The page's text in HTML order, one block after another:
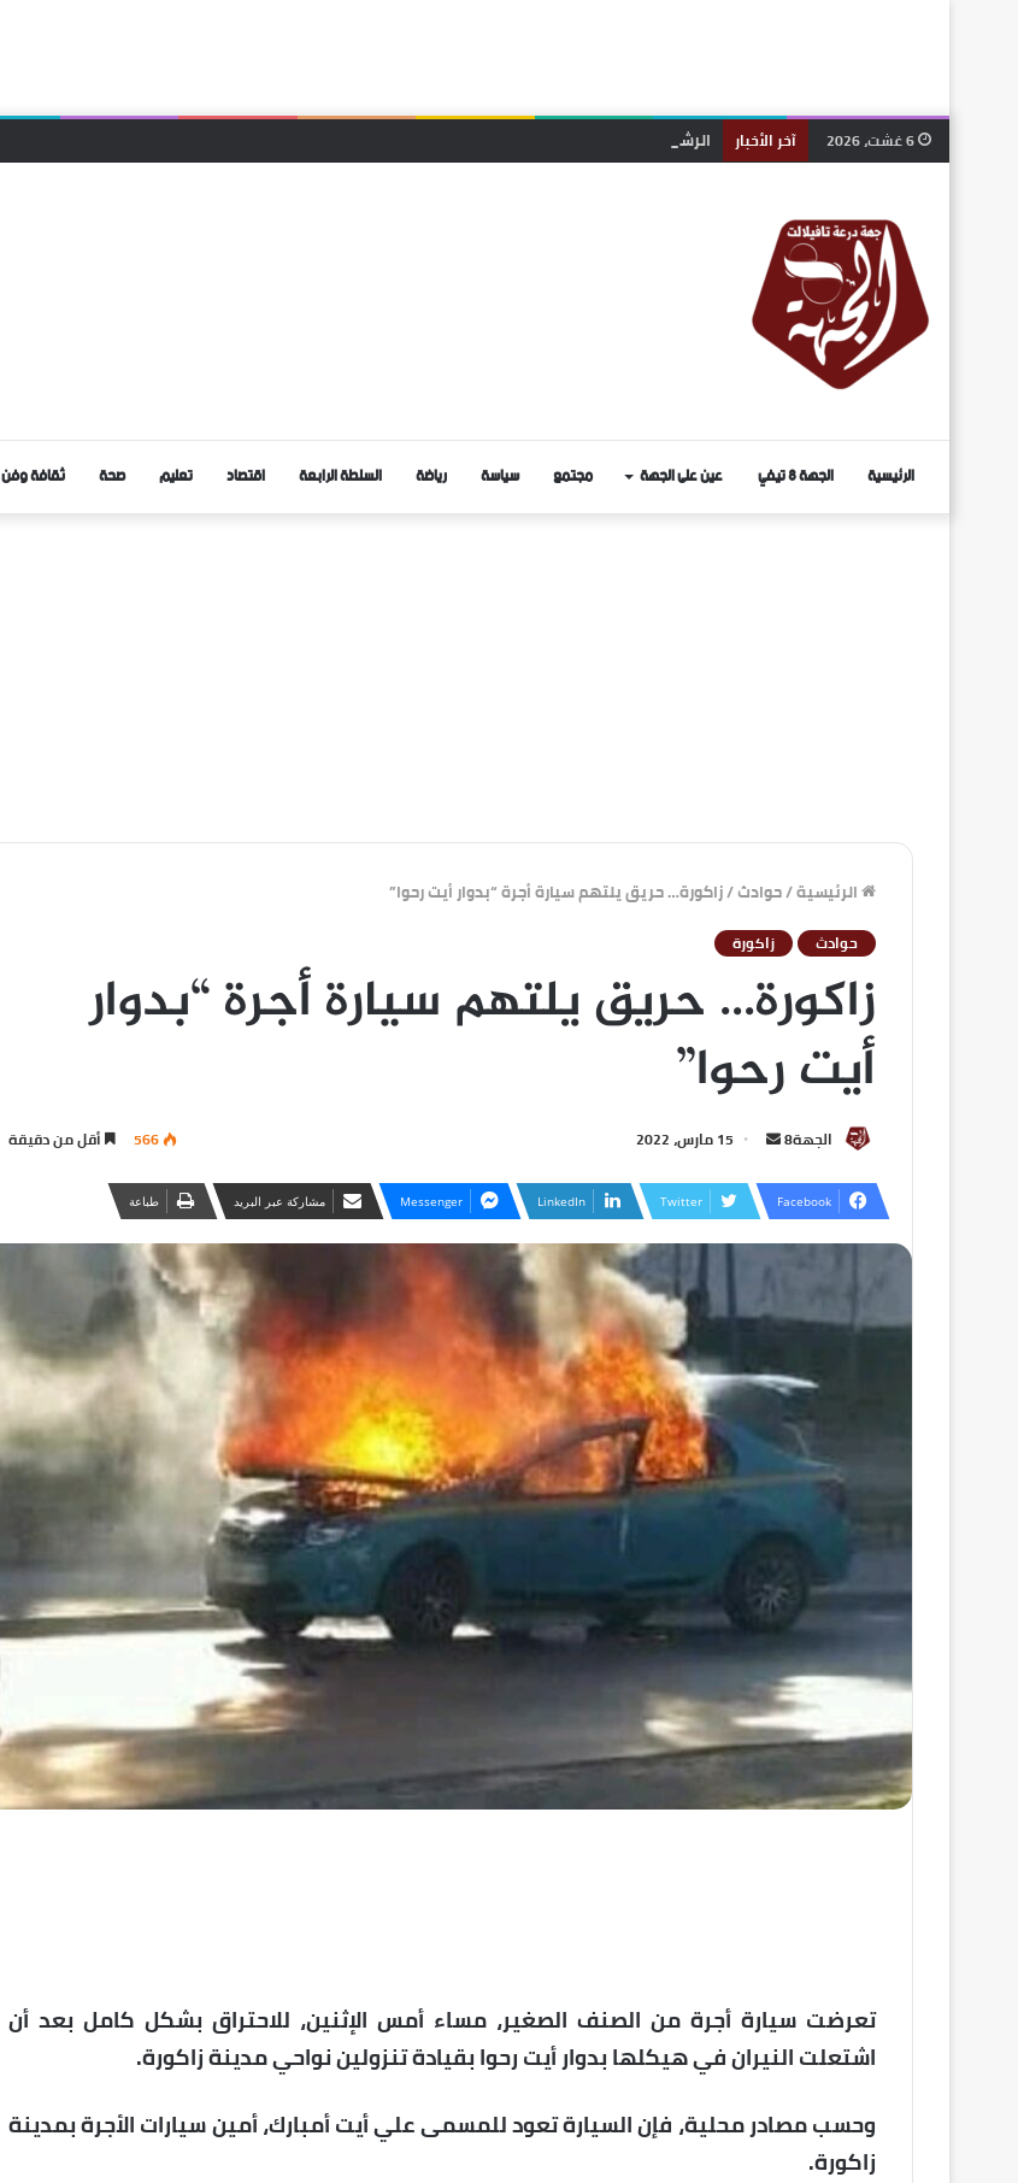
آخر الأخبار الرشيدية.. انتخاب رشيد ربيعي منسقا محليا لحزب التجمع الوطني للأحرار بجماعة الرتب
الرئيسية الجهة 8 تيفي عين على الجهة مجتمع سياسة رياضة السلطة الرابعة اقتصاد تعليم صحة ثقافة وفن
الرئيسية/حوادث/زاكورة… حريق يلتهم سيارة أجرة “بدوار أيت رحوا”
حوادث زاكورة
زاكورة… حريق يلتهم سيارة أجرة “بدوار
أيت رحوا”
الجهة8 15 مارس، 2022 566 أقل من دقيقة
Facebook
Twitter
LinkedIn
Messenger مشاركة عبر البريد طباعة
تعرضت سيارة أجرة من الصنف الصغير، مساء أمس الإثنين، للاحتراق بشكل كامل بعد أن
اشتعلت النيران في هيكلها بدوار أيت رحوا بقيادة تنزولين نواحي مدينة زاكورة.
وحسب مصادر محلية، فإن السيارة تعود للمسمى علي أيت أمبارك، أمين سيارات الأجرة بمدينة
زاكورة.